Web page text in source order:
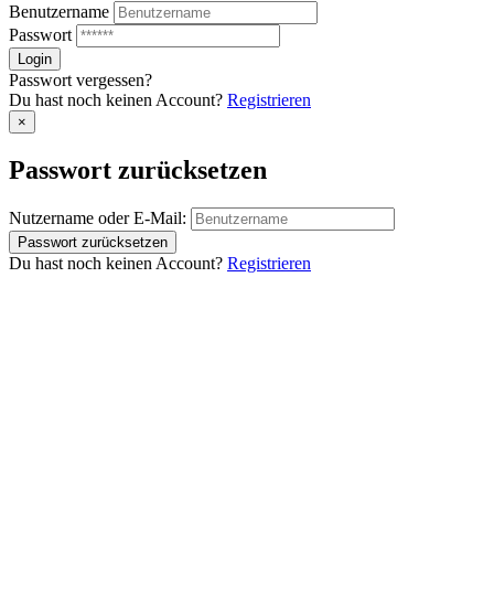
Benutzername
Passwort
Passwort vergessen?
Du hast noch keinen Account? Registrieren
×
Passwort zurücksetzen
Nutzername oder E-Mail:
Du hast noch keinen Account? Registrieren